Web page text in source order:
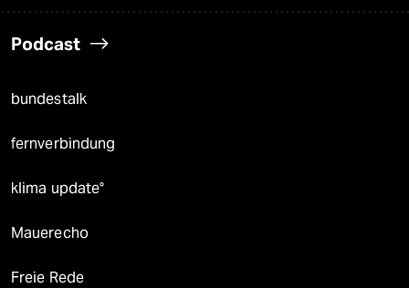
Podcast
bundestalk
fernverbindung
klima update°
Mauerecho
Freie Rede